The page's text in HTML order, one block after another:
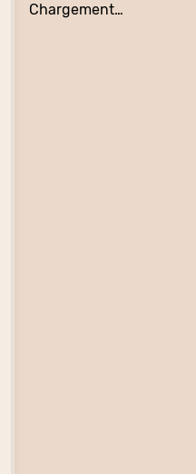
Chargement…